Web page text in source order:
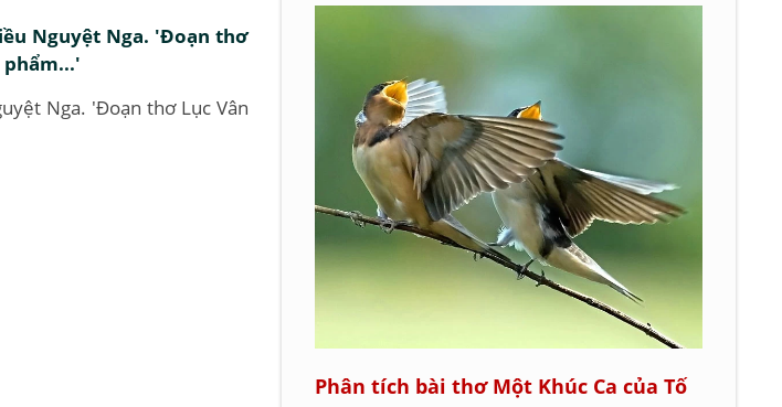
Nguyệt Nga. 'Đoạn thơ
Nga. 'Đoạn thơ Lục Vân
Phân tích bài thơ Một Khúc Ca của Tố